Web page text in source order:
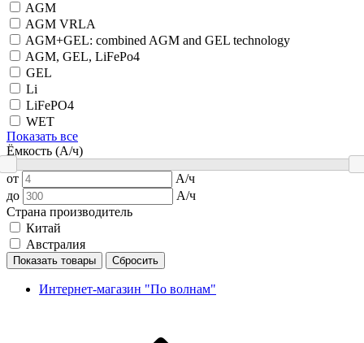
AGM
AGM VRLA
AGM+GEL: combined AGM and GEL technology
AGM, GEL, LiFePo4
GEL
Li
LiFePO4
WET
Показать все
Ёмкость (А/ч)
от
А/ч
до
А/ч
Страна производитель
Китай
Австралия
Показать товары Сбросить
Интернет-магазин "По волнам"